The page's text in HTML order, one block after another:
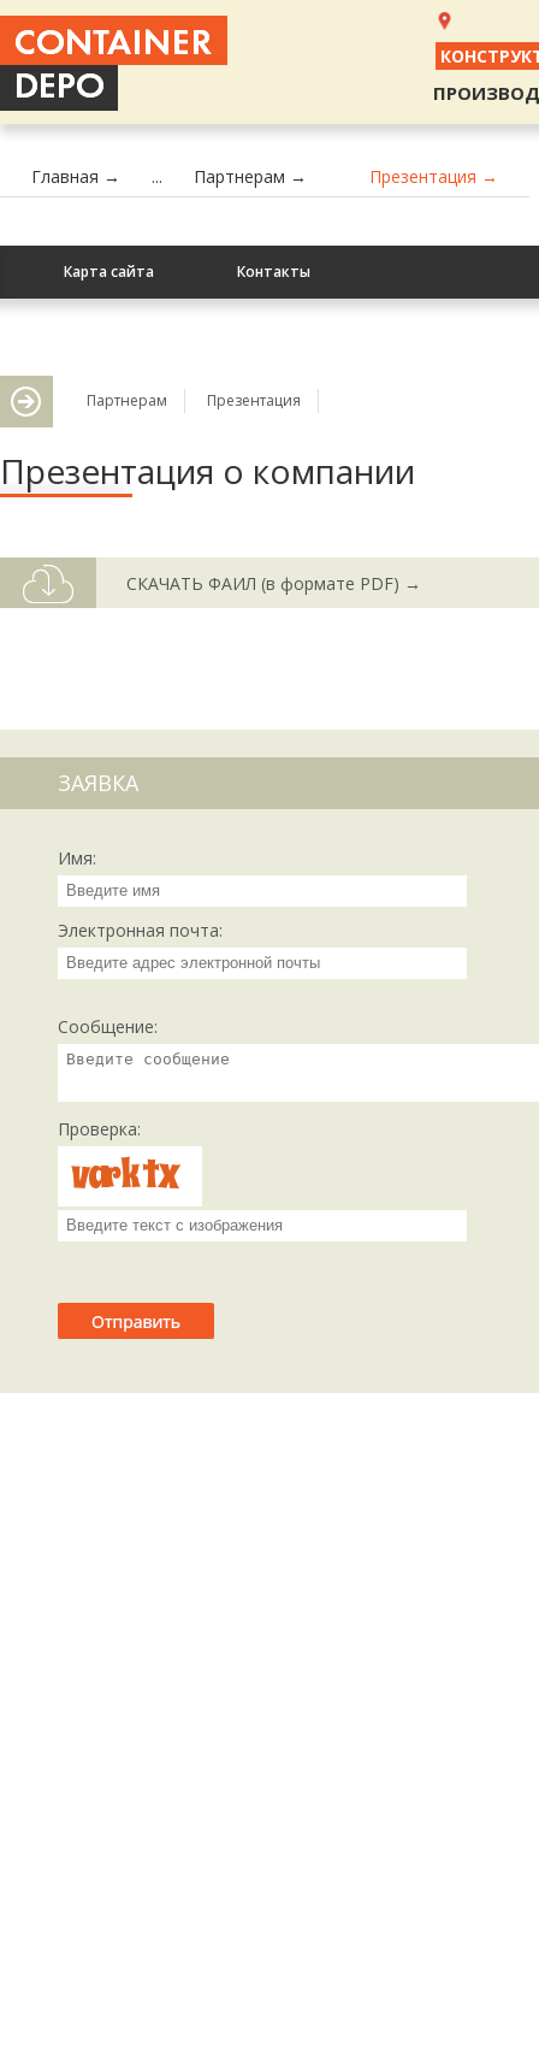
Главная → ... Партнерам → Презентация →
Карта сайта Контакты
Партнерам Презентация
Презентация о компании
СКАЧАТЬ ФАИЛ (в формате PDF) →
ЗАЯВКА
Имя:
Электронная почта:
Сообщение:
Проверка: